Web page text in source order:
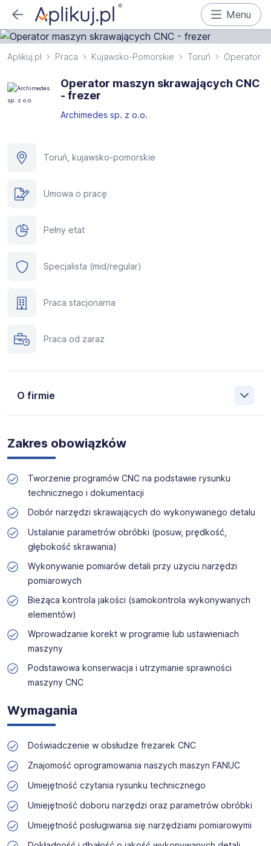
Menu
Aplikuj.pl Praca Kujawsko-Pomorskie Toruń Operator
Operator maszyn skrawających CNC
- frezer
Archimedes sp. z o.o.
Toruń, kujawsko-pomorskie
Umowa o pracę
Pełny etat
Specjalista (mid/regular)
Praca stacjonarna
Praca od zaraz
O firmie
produkcją oraz dystrybucją maszyn, urządzeń oraz
podzespołów przemysłowych. Siedziba mieści się w
Toruniu, a oddział firmy w Dąbrowie Górniczej. Oferujemy
naszym klientom ponad 150.000 różnego rodzaju
urządzeń i części, z których większość dostępna jest z
magazynu. Zaplecze firmy Archimedes stanowią biura,
centra produkcyjne oraz magazyny o powierzchni ponad
Nasz zespół to ponad 100 doświadczonych specjalistów.
https://archimedes.pl/
Zakres obowiązków
Tworzenie programów CNC na podstawie rysunku
technicznego i dokumentacji
Dobór narzędzi skrawających do wykonywanego detalu
Ustalanie parametrów obróbki (posuw, prędkość,
głębokość skrawania)
Wykonywanie pomiarów detali przy użyciu narzędzi
pomiarowych
Bieżąca kontrola jakości (samokontrola wykonywanych
elementów)
Wprowadzanie korekt w programie lub ustawieniach
maszyny
Podstawowa konserwacja i utrzymanie sprawności
maszyny CNC
Wymagania
Doświadczenie w obsłudze frezarek CNC
Znajomość oprogramowania naszych maszyn FANUC
Umiejętność czytania rysunku technicznego
Umiejętność doboru narzędzi oraz parametrów obróbki
Umiejętność posługiwania się narzędziami pomiarowymi